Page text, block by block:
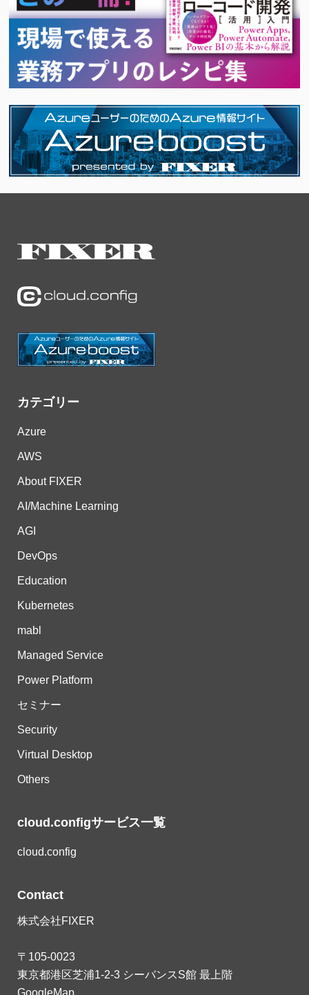
カテゴリー
Azure
AWS
About FIXER
AI/Machine Learning
AGI
DevOps
Education
Kubernetes
mabl
Managed Service
Power Platform
セミナー
Security
Virtual Desktop
Others
cloud.configサービス一覧
cloud.config
Contact
株式会社FIXER
〒105-0023
東京都港区芝浦1-2-3 シーバンスS館 最上階